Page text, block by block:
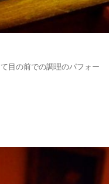
目の前での調理のパフォー